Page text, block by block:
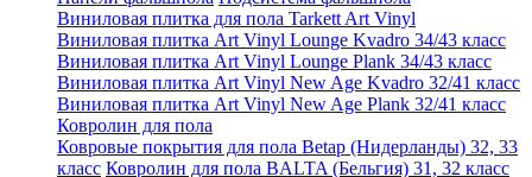
Виниловая плитка для пола Tarkett Art Vinyl
Виниловая плитка Art Vinyl Lounge Kvadro 34/43 класс
Виниловая плитка Art Vinyl Lounge Plank 34/43 класс
Виниловая плитка Art Vinyl New Age Kvadro 32/41 класс
Виниловая плитка Art Vinyl New Age Plank 32/41 класс
Ковролин для пола
Ковровые покрытия для пола Betap (Нидерланды) 32, 33
класс Ковролин для пола BALTA (Бельгия) 31, 32 класс